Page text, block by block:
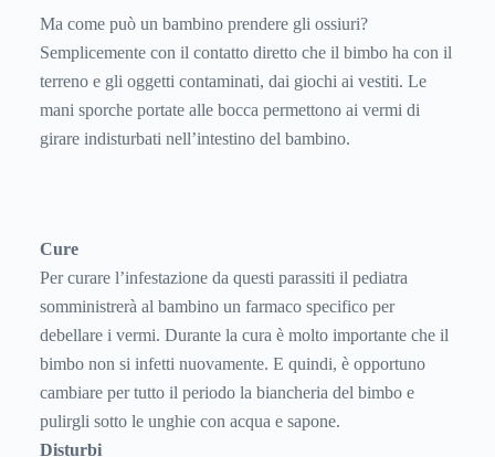
Ma come può un bambino prendere gli ossiuri?
Semplicemente con il contatto diretto che il bimbo ha con il
terreno e gli oggetti contaminati, dai giochi ai vestiti. Le
mani sporche portate alle bocca permettono ai vermi di
girare indisturbati nell’intestino del bambino.
Cure
Per curare l’infestazione da questi parassiti il pediatra
somministrerà al bambino un farmaco specifico per
debellare i vermi. Durante la cura è molto importante che il
bimbo non si infetti nuovamente. E quindi, è opportuno
cambiare per tutto il periodo la biancheria del bimbo e
pulirgli sotto le unghie con acqua e sapone.
Disturbi